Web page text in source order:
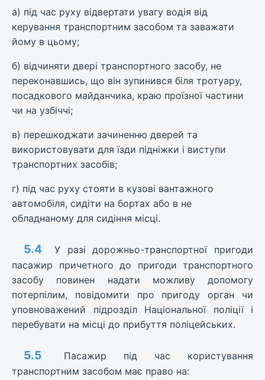
а) під час руху відвертати увагу водія від
керування транспортним засобом та заважати
йому в цьому;
б) відчиняти двері транспортного засобу, не
переконавшись, що він зупинився біля тротуару,
посадкового майданчика, краю проїзної частини
чи на узбіччі;
в) перешкоджати зачиненню дверей та
використовувати для їзди підніжки і виступи
транспортних засобів;
г) під час руху стояти в кузові вантажного
автомобіля, сидіти на бортах або в не
обладнаному для сидіння місці.
5.4
У разі дорожньо-транспортної пригоди
пасажир причетного до пригоди транспортного
засобу повинен надати можливу допомогу
потерпілим, повідомити про пригоду орган чи
уповноважений підрозділ Національної поліції і
перебувати на місці до прибуття поліцейських.
5.5
Пасажир під час користування
транспортним засобом має право на: